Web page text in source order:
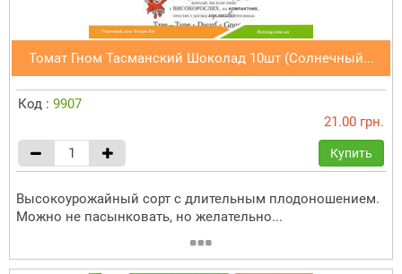
Томат Гном Тасманский Шоколад 10шт (Солнечный...
Код : 9907
21.00 грн.
Купить
Высокоурожайный сорт с длительным плодоношением.
Можно не пасынковать, но желательно...